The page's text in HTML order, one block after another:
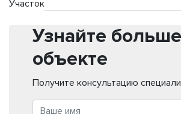
Участок
Узнайте
объекте
Получите консультацию